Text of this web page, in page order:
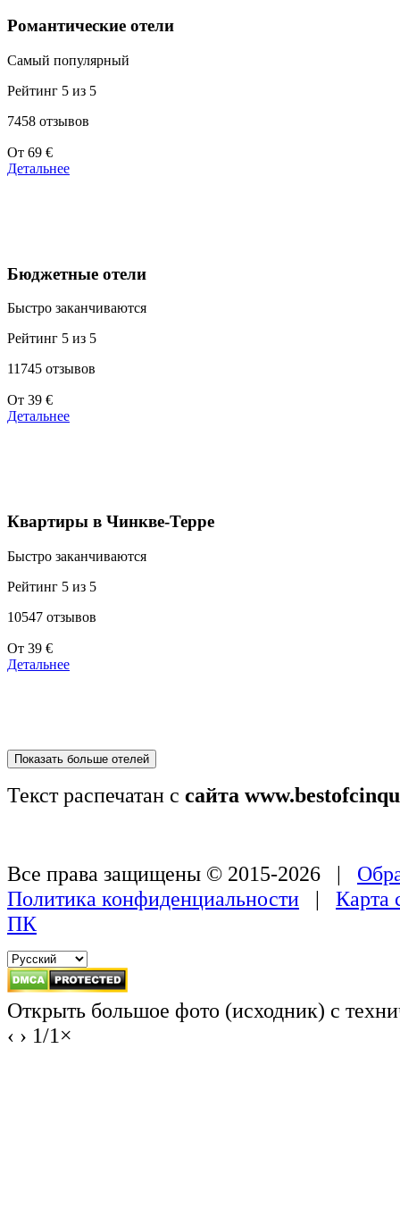
Романтические отели
Самый популярный
Рейтинг 5 из 5
7458 отзывов
Цены
от
От 69 €
Детальнее
Бюджетные отели
Быстро заканчиваются
Рейтинг 5 из 5
11745 отзывов
Цены
от
От 39 €
Детальнее
Квартиры в Чинкве-Терре
Быстро заканчиваются
Рейтинг 5 из 5
10547 отзывов
Цены
от
От 39 €
Детальнее
Показать больше отелей
Текст распечатан с сайта
Все права защищены © 2015-2026 |
Политика конфиденциальности | Карта
ПК
Открыть большое фото (исходник) с
‹ › 1/1×